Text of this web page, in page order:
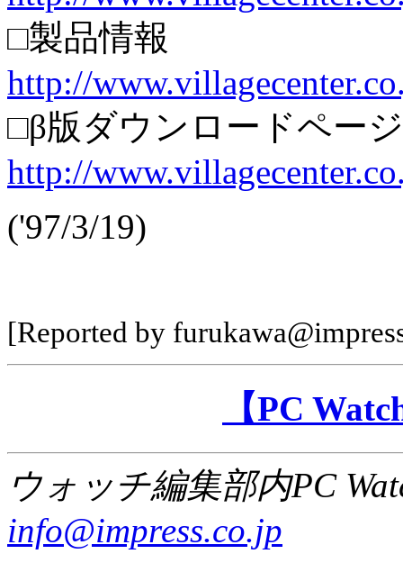
□製品情報
http://
□β版ダウンロードページ
http://
('97/3/19)
[Reported by
【PC
ウォッチ編集部内PC
info@impress.co.jp